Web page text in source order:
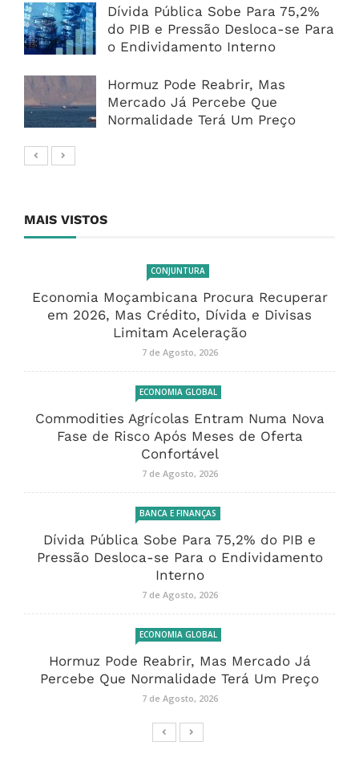
Dívida Pública Sobe Para 75,2%
do PIB e Pressão Desloca-se Para
o Endividamento Interno
Hormuz Pode Reabrir, Mas
Mercado Já Percebe Que
Normalidade Terá Um Preço
MAIS VISTOS
CONJUNTURA
Economia Moçambicana Procura Recuperar
em 2026, Mas Crédito, Dívida e Divisas
Limitam Aceleração
7 de Agosto, 2026
ECONOMIA GLOBAL
Commodities Agrícolas Entram Numa Nova
Fase de Risco Após Meses de Oferta
Confortável
7 de Agosto, 2026
BANCA E FINANÇAS
Dívida Pública Sobe Para 75,2% do PIB e
Pressão Desloca-se Para o Endividamento
Interno
7 de Agosto, 2026
ECONOMIA GLOBAL
Hormuz Pode Reabrir, Mas Mercado Já
Percebe Que Normalidade Terá Um Preço
7 de Agosto, 2026